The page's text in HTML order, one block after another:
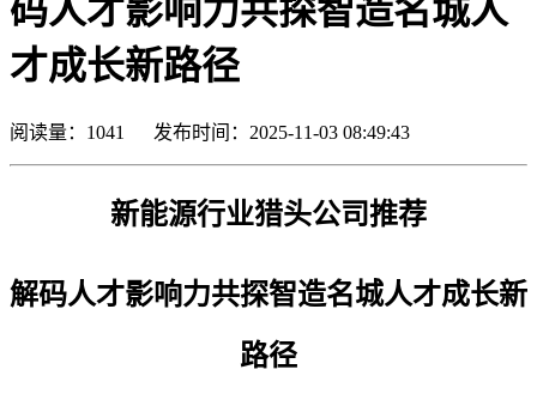
码人才影响力共探智造名城人
才成长新路径
阅读量： 1041 发布时间：2025-11-03 08:49:43
新能源行业猎头公司推荐
解码人才影响力共探智造名城人才成长新
路径